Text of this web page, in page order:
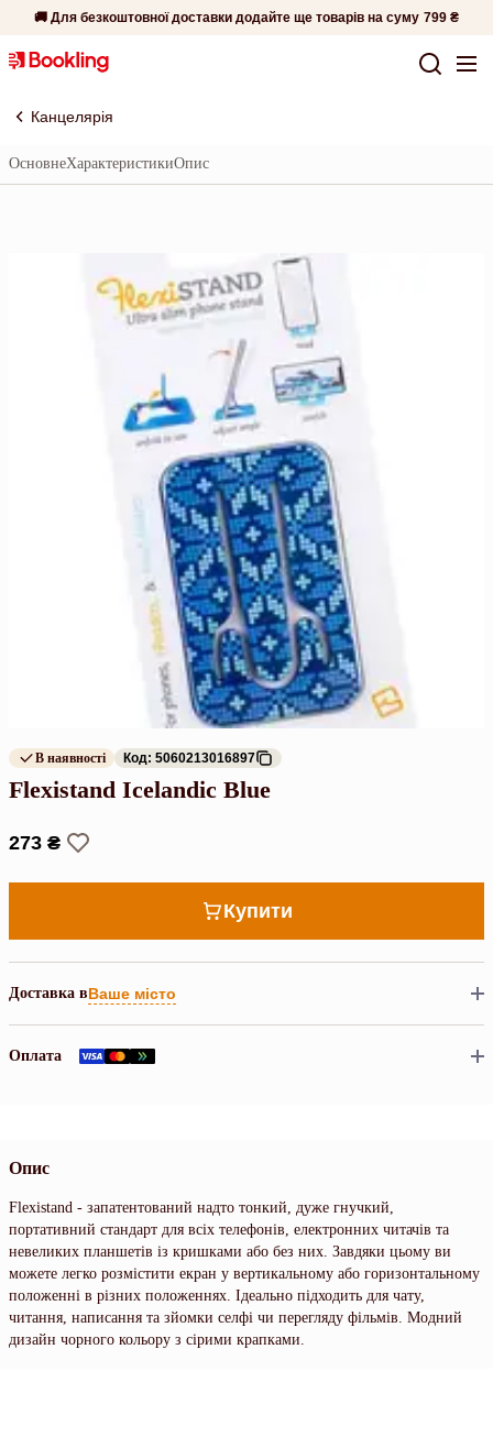
🚚 Для безкоштовної доставки додайте ще товарів на суму 799 ₴
Канцелярія
ОсновнеХарактеристикиОпис
В наявності Код: 5060213016897
Flexistand Icelandic Blue
273 ₴
Купити
Доставка вВаше місто
Оплата
Опис
Flexistand - запатентований надто тонкий, дуже гнучкий,
портативний стандарт для всіх телефонів, електронних читачів та
невеликих планшетів із кришками або без них. Завдяки цьому ви
можете легко розмістити екран у вертикальному або горизонтальному
положенні в різних положеннях. Ідеально підходить для чату,
читання, написання та зйомки селфі чи перегляду фільмів. Модний
дизайн чорного кольору з сірими крапками.